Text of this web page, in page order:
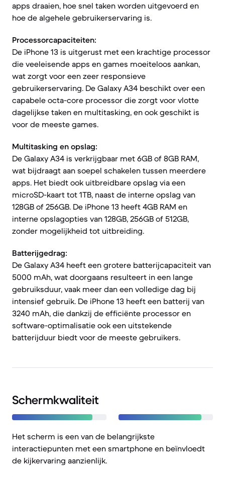
apps draaien, hoe snel taken worden uitgevoerd en
hoe de algehele gebruikerservaring is.
Processorcapaciteiten:
De iPhone 13 is uitgerust met een krachtige processor
die veeleisende apps en games moeiteloos aankan,
wat zorgt voor een zeer responsieve
gebruikerservaring. De Galaxy A34 beschikt over een
capabele octa-core processor die zorgt voor vlotte
dagelijkse taken en multitasking, en ook geschikt is
voor de meeste games.
Multitasking en opslag:
De Galaxy A34 is verkrijgbaar met 6GB of 8GB RAM,
wat bijdraagt aan soepel schakelen tussen meerdere
apps. Het biedt ook uitbreidbare opslag via een
microSD-kaart tot 1TB, naast de interne opslag van
128GB of 256GB. De iPhone 13 heeft 4GB RAM en
interne opslagopties van 128GB, 256GB of 512GB,
zonder mogelijkheid tot uitbreiding.
Batterijgedrag:
De Galaxy A34 heeft een grotere batterijcapaciteit van
5000 mAh, wat doorgaans resulteert in een lange
gebruiksduur, vaak meer dan een volledige dag bij
intensief gebruik. De iPhone 13 heeft een batterij van
3240 mAh, die dankzij de efficiënte processor en
software-optimalisatie ook een uitstekende
batterijduur biedt voor de meeste gebruikers.
Schermkwaliteit
Het scherm is een van de belangrijkste
interactiepunten met een smartphone en beïnvloedt
de kijkervaring aanzienlijk.